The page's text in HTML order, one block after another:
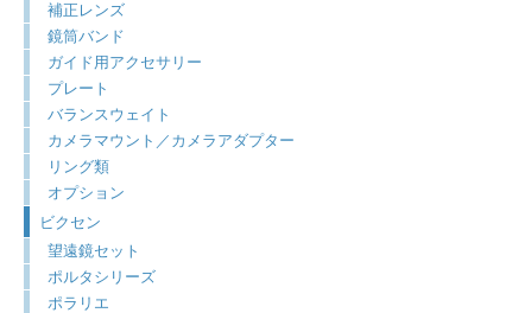
補正レンズ
鏡筒バンド
ガイド用アクセサリー
プレート
バランスウェイト
カメラマウント／カメラアダプター
リング類
オプション
ビクセン
望遠鏡セット
ポルタシリーズ
ポラリエ